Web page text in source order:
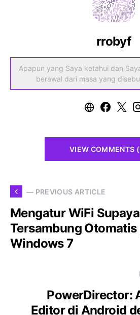
rrobyf
Apapun yang Saya ketahui dan
berawal dari masa yang
VIEW COMMENTS
— PREVIOUS ARTICLE
Mengatur WiFi
Tersambung Otomatis
Windows 7
PowerDirector:
Editor di Android